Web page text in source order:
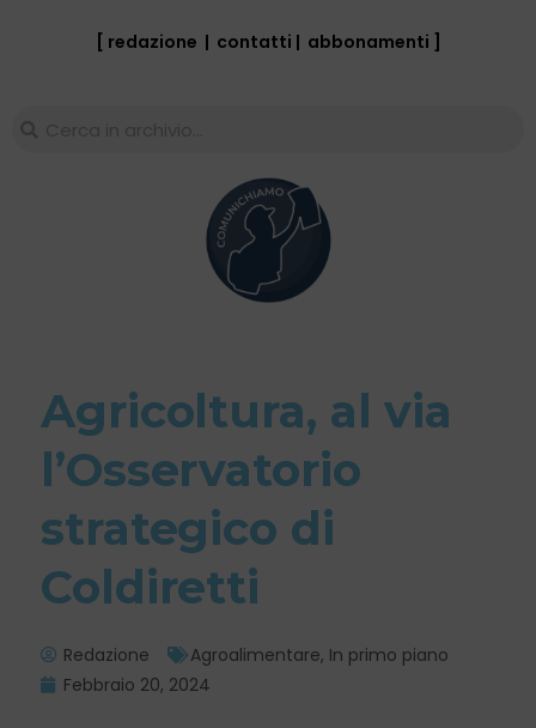
[ redazione | contatti | abbonamenti ]
Agricoltura, al via
l’Osservatorio
strategico di
Coldiretti
Redazione Agroalimentare, In primo piano
Febbraio 20, 2024